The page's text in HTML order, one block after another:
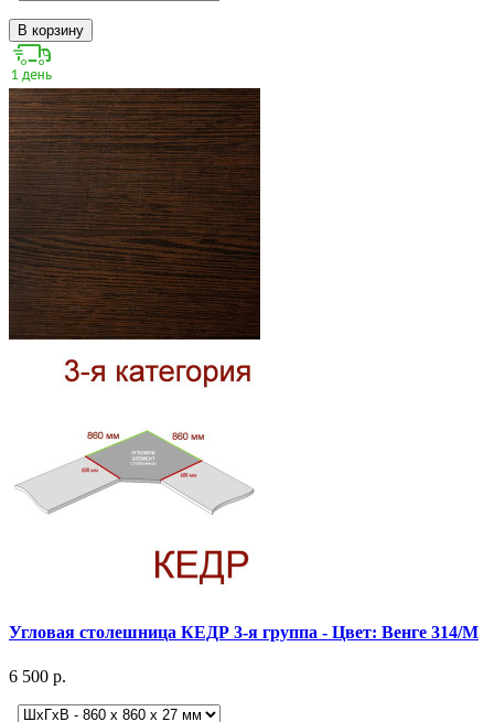
В корзину
Угловая столешница КЕДР 3-я группа - Цвет: Венге 314/M
6 500 р.